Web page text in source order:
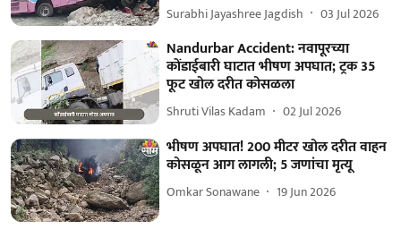
Surabhi Jayashree Jagdish 03 Jul 2026
Nandurbar Accident: नवापूरच्या
कोंडाईबारी घाटात भीषण अपघात; ट्रक 35
फूट खोल दरीत कोसळला
Shruti Vilas Kadam 02 Jul 2026
भीषण अपघात! 200 मीटर खोल दरीत वाहन
कोसळून आग लागली; 5 जणांचा मृत्यू
Omkar Sonawane 19 Jun 2026